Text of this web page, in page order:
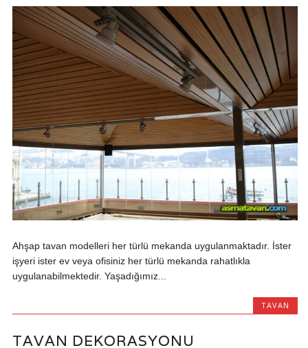
Ahşap tavan modelleri her türlü mekanda uygulanmaktadır. İster
işyeri ister ev veya ofisiniz her türlü mekanda rahatlıkla
uygulanabilmektedir. Yaşadığımız...
TAVAN
TAVAN DEKORASYONU